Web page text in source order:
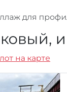
для
на карте